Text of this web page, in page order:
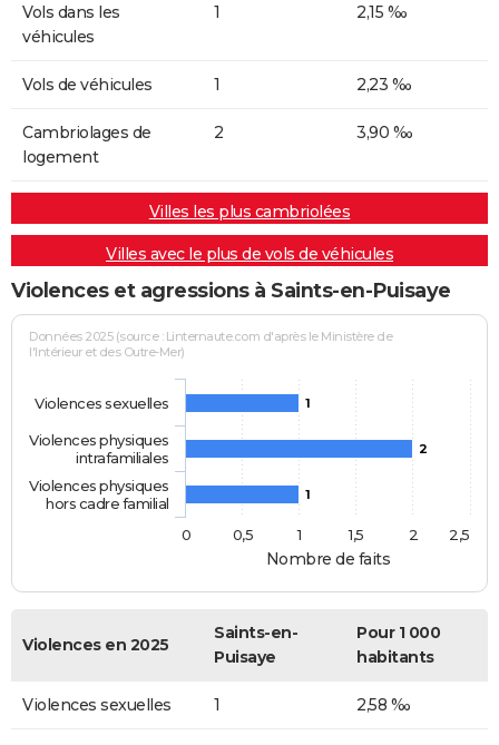
Vols dans les
véhicules
1 2,15 ‰
Vols de véhicules 1 2,23 ‰
Cambriolages de
logement
2 3,90 ‰
Villes les plus cambriolées
Villes avec le plus de vols de véhicules
Violences et agressions à Saints-en-Puisaye
Nombre de faits
Données 2025 (source : Linternaute.com d'après le Ministère de
l'Intérieur et des Outre-Mer)
1
2
1
Violences sexuelles
Violences physiques
intrafamiliales
Violences physiques
hors cadre familial
0
0,5 1 1,5 2 2,5
Violences en 2025
Saints-en-
Puisaye
Pour 1 000
habitants
Violences sexuelles 1 2,58 ‰